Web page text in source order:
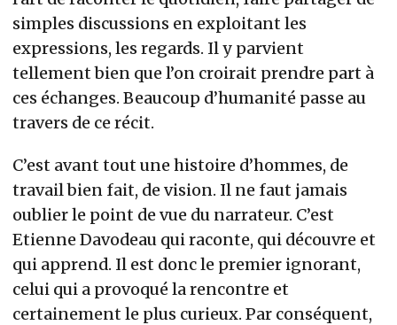
simples discussions en exploitant les
expressions, les regards. Il y parvient
tellement bien que l’on croirait prendre part à
ces échanges. Beaucoup d’humanité passe au
travers de ce récit.
C’est avant tout une histoire d’hommes, de
travail bien fait, de vision. Il ne faut jamais
oublier le point de vue du narrateur. C’est
Etienne Davodeau qui raconte, qui découvre et
qui apprend. Il est donc le premier ignorant,
celui qui a provoqué la rencontre et
certainement le plus curieux. Par conséquent,